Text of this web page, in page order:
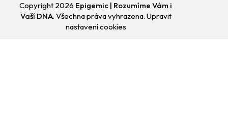
Copyright 2026 Epigemic | Rozumíme Vám i
Vaší DNA. Všechna práva vyhrazena. Upravit
nastavení cookies